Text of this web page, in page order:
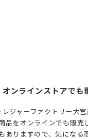
オンラインストアでも
レジャーファクトリー大宮
品をオンラインでも販売
ありますので、気になる